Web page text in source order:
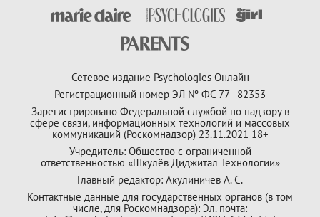
Сетевое издание Psychologies Онлайн
Регистрационный номер ЭЛ № ФС 77 - 82353
Зарегистрировано Федеральной службой по надзору в
сфере связи, информационных технологий и массовых
коммуникаций (Роскомнадзор) 23.11.2021 18+
Учредитель: Общество с ограниченной
ответственностью «Шкулёв Диджитал Технологии»
Главный редактор: Акулиничев А. С.
Контактные данные для государственных органов (в том
числе, для Роскомнадзора): Эл. почта: